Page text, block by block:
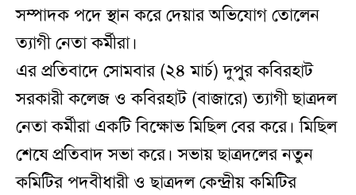
সম্পাদক পদে স্থান করে দেয়ার অভিযোগ তোলেন
ত্যাগী নেতা কর্মীরা।
এর প্রতিবাদে সোমবার (২৪ মার্চ) দুপুর কবিরহাট
সরকারী কলেজ ও কবিরহাট (বাজারে) ত্যাগী ছাত্রদল
নেতা কর্মীরা একটি বিক্ষোভ মিছিল বের করে। মিছিল
শেষে প্রতিবাদ সভা করে। সভায় ছাত্রদলের নতুন
কমিটির পদবীধারী ও ছাত্রদল কেন্দ্রীয় কমিটির